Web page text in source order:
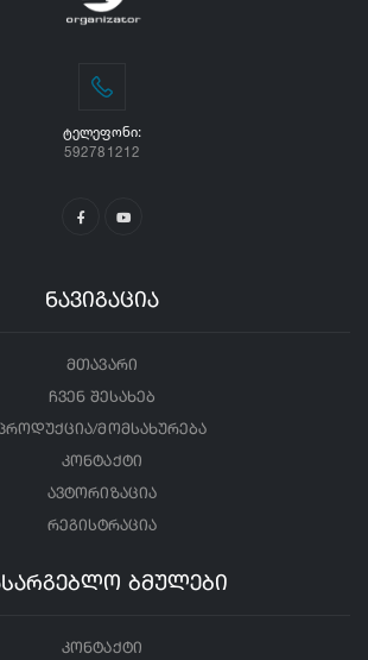
ᲢᲔᲚᲔᲤᲝᲜᲘ:
592781212
ნავიგაცია
მთავარი
ჩვენ შესახებ
მომსახურება
კონტაქტი
ავტორიზაცია
რეგისტრაცია
ბმულები
კონტაქტი